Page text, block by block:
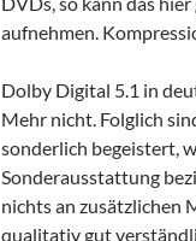
aufnehmen.
Dolby Digital 5.1 in
Mehr nicht. Folglich
sonderlich begeistert,
Sonderausstattung
nichts an zusätzlichen
qualitativ gut